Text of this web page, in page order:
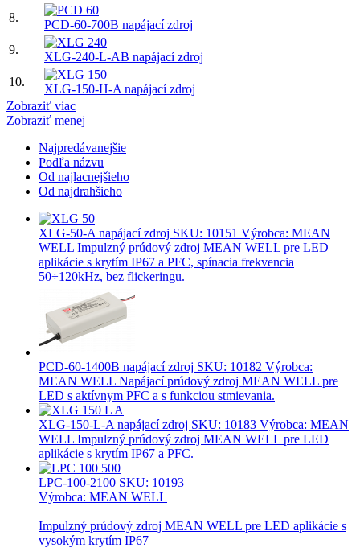
8.
PCD-60-700B napájací zdroj
9.
XLG-240-L-AB napájací zdroj
10.
XLG-150-H-A napájací zdroj
Zobraziť viac
Zobraziť menej
Najpredávanejšie
Podľa názvu
Od najlacnejšieho
Od najdrahšieho
XLG-50-A napájací zdroj SKU: 10151 Výrobca: MEAN
WELL Impulzný prúdový zdroj MEAN WELL pre LED
aplikácie s krytím IP67 a PFC, spínacia frekvencia
50÷120kHz, bez flickeringu.
PCD-60-1400B napájací zdroj SKU: 10182 Výrobca:
MEAN WELL Napájací prúdový zdroj MEAN WELL pre
LED s aktívnym PFC a s funkciou stmievania.
XLG-150-L-A napájací zdroj SKU: 10183 Výrobca: MEAN
WELL Impulzný prúdový zdroj MEAN WELL pre LED
aplikácie s krytím IP67 a PFC.
LPC-100-2100 SKU: 10193
Výrobca: MEAN WELL
Impulzný prúdový zdroj MEAN WELL pre LED aplikácie s
vysokým krytím IP67